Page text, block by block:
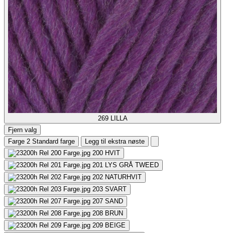
269 LILLA
Fjern valg
Farge 2 Standard farge
Legg til ekstra nøste
200 HVIT
201 LYS GRÅ TWEED
202 NATURHVIT
203 SVART
207 SAND
208 BRUN
209 BEIGE